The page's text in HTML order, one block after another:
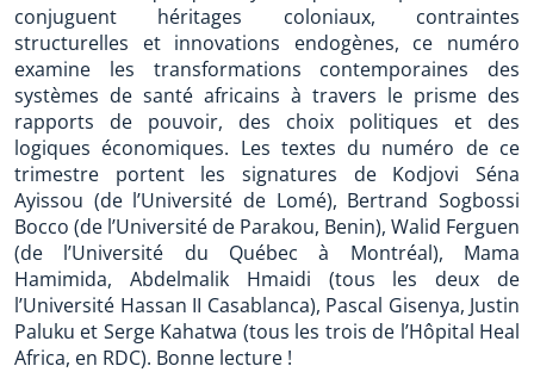
conjuguent héritages coloniaux, contraintes
structurelles et innovations endogènes, ce numéro
examine les transformations contemporaines des
systèmes de santé africains à travers le prisme des
rapports de pouvoir, des choix politiques et des
logiques économiques. Les textes du numéro de ce
trimestre portent les signatures de Kodjovi Séna
Ayissou (de l’Université de Lomé), Bertrand Sogbossi
Bocco (de l’Université de Parakou, Benin), Walid Ferguen
(de l’Université du Québec à Montréal), Mama
Hamimida, Abdelmalik Hmaidi (tous les deux de
l’Université Hassan II Casablanca), Pascal Gisenya, Justin
Paluku et Serge Kahatwa (tous les trois de l’Hôpital Heal
Africa, en RDC). Bonne lecture !